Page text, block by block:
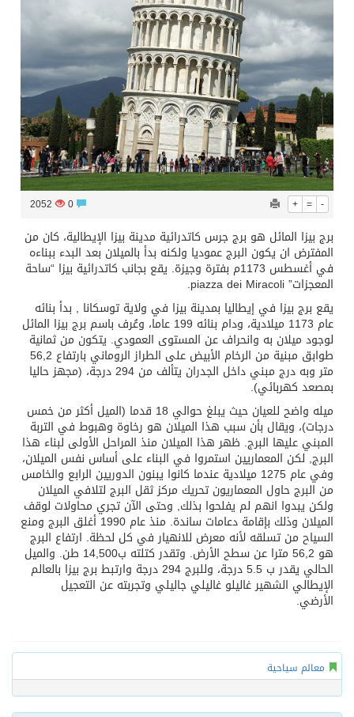
+ = -
2052
برج بيزا المائل هو برج جرس كاتدرائية مدينة بيزا الإيطالية، كان من
المفترض ان يكون البرج عموديا ولكنه بدأ بالميلان بعد البدء ببناءه
في أغسطس 1173م بفترة وجيزة. يقع بجانب كاتدرائية بيزا “ساحة
المعجزات” piazza dei Miracoli.
يقع برج بيزا في إيطاليا بمدينة بيزا في ولاية توسكانا , بدأ بنائه
عام 1173 ميلادية، ودام بنائه 199 عاما، وعُرف باسم برج بيزا المائل
لوجود ميلان به وانحراف عن المستوى العمودي. يتكون من ثمانية
طوابق مبنية من الرخام الأبيض على الطراز الروماني بارتفاع 56,2
متر وبه درج مبني داخل الجدران يتألف من 294 درجة، (مجهز حاليا
بمصعد كهربائي).
ميله واضح للعيان حيث يبلغ حوالي 18 قدما (الميل أكثر من خمس
درجات)، ويقال بأن سبب هذا الميلان هو رخاوة وهبوط في التربة
المبني عليها البرج. ظهر هذا الميلان منذ المراحل الأولى لبناء هذا
البرج, لكن المعماريين استمروا في البناء على أساس نفس الميلان،
وفي عام 1275 ميلادية عندما كانوا يبنون الدوريين الرابع والخامس
من البرج حاول المعماريون تحريك مركز ثقل البرج لتلافي الميلان
ولكن يبدوا انهم لم يفلحوا بذلك, وحتى الآن تجري محاولات لوقف
الميلان وذلك بإقامة دعامات ساندة. منذ عام 1990 أغلق البرج ومنع
السياح من تسلقه لأنه معرض للانهيار في كل لحظة. ارتفاع البرج
هو 56,2 مترا عن سطح الأرض. وتقدر كتلته ب14,500 طن. والميل
الحالي يقدر ب 5.5 درجة، وللبرج 294 درجة وارتبط برج بيزا بالعالم
الإيطالي الشهير غاليلو غاليلي جاليلي وتجربته عن التعجيل
الأرضي.
معالم سياحية